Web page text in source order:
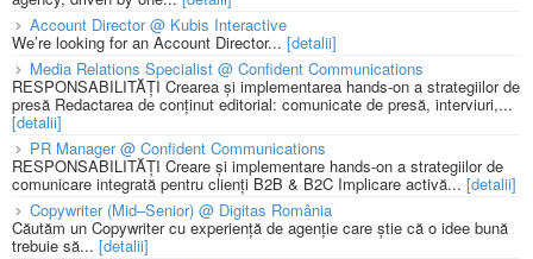
Account Director @ Kubis Interactive
We’re looking for an Account Director... [detalii]
Media Relations Specialist @ Confident Communications
RESPONSABILITĂȚI Crearea și implementarea hands-on a strategiilor de
presă Redactarea de conținut editorial: comunicate de presă, interviuri,...
[detalii]
PR Manager @ Confident Communications
RESPONSABILITĂȚI Creare și implementare hands-on a strategiilor de
comunicare integrată pentru clienți B2B & B2C Implicare activă... [detalii]
Copywriter (Mid–Senior) @ Digitas România
Căutăm un Copywriter cu experiență de agenție care știe că o idee bună
trebuie să... [detalii]